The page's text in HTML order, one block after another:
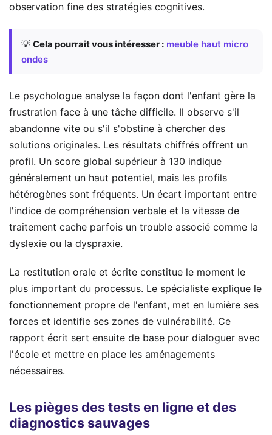
observation fine des stratégies cognitives.
💡 Cela pourrait vous intéresser : meuble haut micro
ondes
Le psychologue analyse la façon dont l'enfant gère la
frustration face à une tâche difficile. Il observe s'il
abandonne vite ou s'il s'obstine à chercher des
solutions originales. Les résultats chiffrés offrent un
profil. Un score global supérieur à 130 indique
généralement un haut potentiel, mais les profils
hétérogènes sont fréquents. Un écart important entre
l'indice de compréhension verbale et la vitesse de
traitement cache parfois un trouble associé comme la
dyslexie ou la dyspraxie.
La restitution orale et écrite constitue le moment le
plus important du processus. Le spécialiste explique le
fonctionnement propre de l'enfant, met en lumière ses
forces et identifie ses zones de vulnérabilité. Ce
rapport écrit sert ensuite de base pour dialoguer avec
l'école et mettre en place les aménagements
nécessaires.
Les pièges des tests en ligne et des
diagnostics sauvages